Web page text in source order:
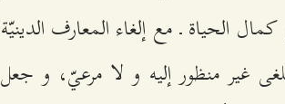
الحياة ـ مع إلغاء المعارف الدينيّة
غير منظور إليه و لا مرعيّ، و جعل